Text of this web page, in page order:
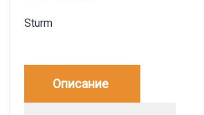
Sturm
Описание